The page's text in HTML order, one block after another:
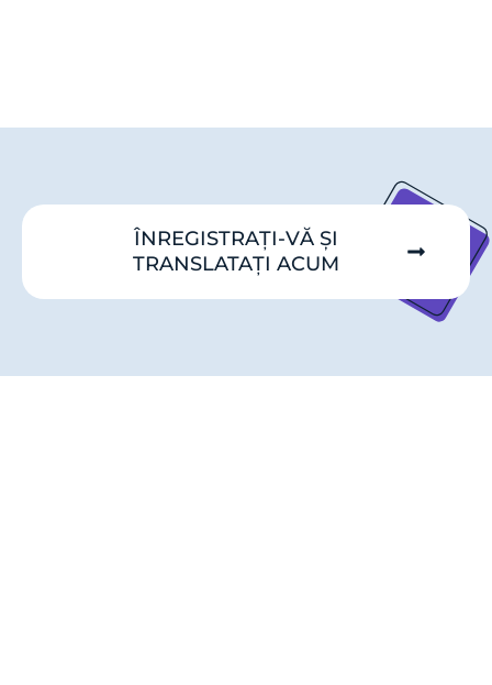
ÎNREGISTRAȚI-VĂ ȘI
TRANSLATAȚI ACUM